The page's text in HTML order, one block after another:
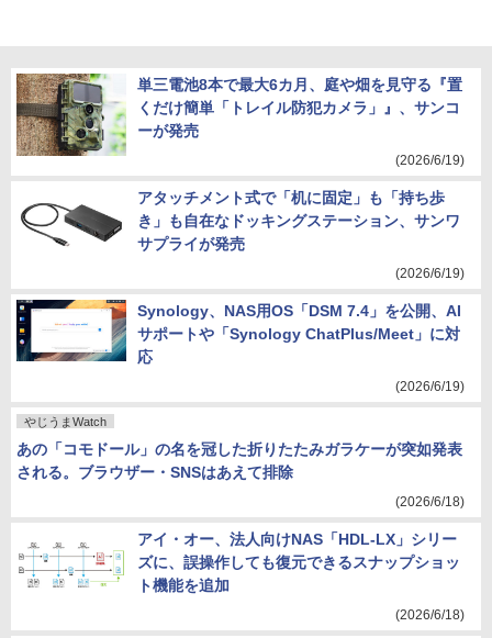
単三電池8本で最大6カ月、庭や畑を見守る『置
くだけ簡単「トレイル防犯カメラ」』、サンコ
ーが発売
(2026/6/19)
アタッチメント式で「机に固定」も「持ち歩
き」も自在なドッキングステーション、サンワ
サプライが発売
(2026/6/19)
Synology、NAS用OS「DSM 7.4」を公開、AI
サポートや「Synology ChatPlus/Meet」に対
応
(2026/6/19)
やじうまWatch
あの「コモドール」の名を冠した折りたたみガラケーが突如発表
される。ブラウザー・SNSはあえて排除
(2026/6/18)
アイ・オー、法人向けNAS「HDL-LX」シリー
ズに、誤操作しても復元できるスナップショッ
ト機能を追加
(2026/6/18)